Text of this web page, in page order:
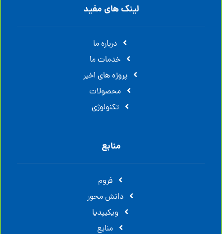
لینک های مفید
درباره ما
خدمات ما
پروژه های اخیر
محصولات
تکنولوژی
منابع
فروم
دانش محور
ویکیپدیا
منابع